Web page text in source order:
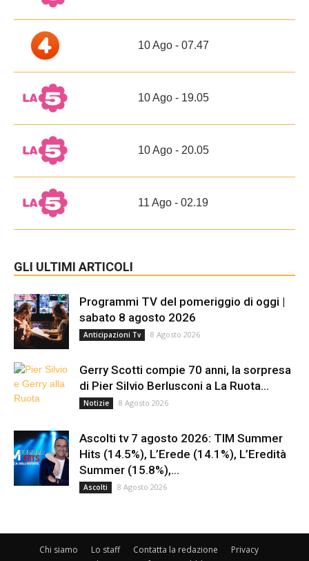
10 Ago - 07.47
10 Ago - 19.05
10 Ago - 20.05
11 Ago - 02.19
GLI ULTIMI ARTICOLI
Programmi TV del pomeriggio di oggi |
sabato 8 agosto 2026
Anticipazioni Tv 8 Agosto 2026
Gerry Scotti compie 70 anni, la sorpresa
di Pier Silvio Berlusconi a La Ruota...
Notizie 8 Agosto 2026
Ascolti tv 7 agosto 2026: TIM Summer
Hits (14.5%), L’Erede (14.1%), L’Eredità
Summer (15.8%),...
Ascolti 8 Agosto 2026
Chi siamo Lo staff Contatta la redazione
Privacy